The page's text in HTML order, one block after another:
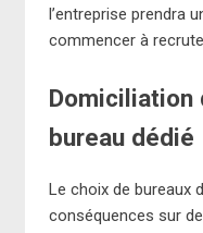
l’entreprise prendra
commencer à
Domiciliation
bureau dédié
Le choix de bureaux
conséquences sur